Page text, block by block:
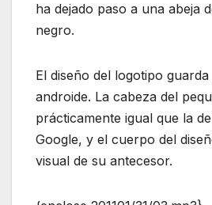
ha dejado paso a una abeja
negro.
El diseño del logotipo
androide. La cabeza del
prácticamente igual que la
Google, y el cuerpo del
visual de su antecesor.